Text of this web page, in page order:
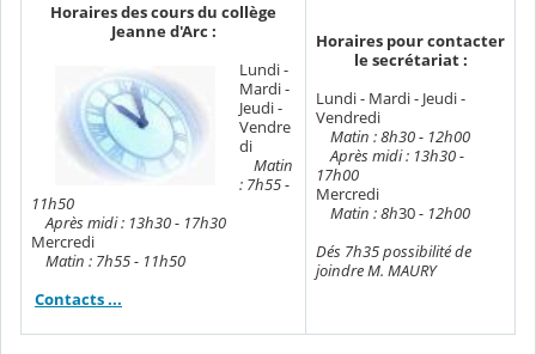
Horaires des cours du collège
Jeanne d'Arc :
Lundi -
Mardi -
Jeudi -
Vendre
di
Matin
: 7h55 -
11h50
Après midi : 13h30 - 17h30
Mercredi
Matin : 7h55 - 11h50
Contacts ...
Horaires pour contacter
le secrétariat :
Lundi - Mardi - Jeudi -
Vendredi
Matin : 8h30 - 12h00
Après midi : 13h30 -
17h00
Mercredi
Matin : 8h30- 12h00
Dés 7h35 possibilité de
joindre M. MAURY